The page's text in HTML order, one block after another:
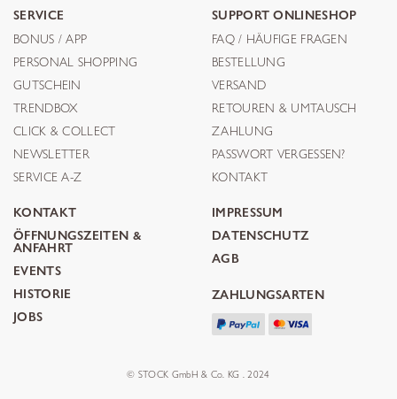
SERVICE
BONUS / APP
PERSONAL SHOPPING
GUTSCHEIN
TRENDBOX
CLICK & COLLECT
NEWSLETTER
SERVICE A-Z
SUPPORT ONLINESHOP
FAQ / HÄUFIGE FRAGEN
BESTELLUNG
VERSAND
RETOUREN & UMTAUSCH
ZAHLUNG
PASSWORT VERGESSEN?
KONTAKT
KONTAKT
ÖFFNUNGSZEITEN &
ANFAHRT
EVENTS
HISTORIE
JOBS
IMPRESSUM
DATENSCHUTZ
AGB
ZAHLUNGSARTEN
© STOCK GmbH & Co. KG . 2024